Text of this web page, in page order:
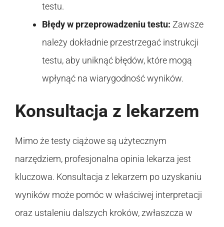
testu.
Błędy w przeprowadzeniu testu: Zawsze
należy dokładnie przestrzegać instrukcji
testu, aby uniknąć błędów, które mogą
wpłynąć na wiarygodność wyników.
Konsultacja z lekarzem
Mimo że testy ciążowe są użytecznym
narzędziem, profesjonalna opinia lekarza jest
kluczowa. Konsultacja z lekarzem po uzyskaniu
wyników może pomóc w właściwej interpretacji
oraz ustaleniu dalszych kroków, zwłaszcza w